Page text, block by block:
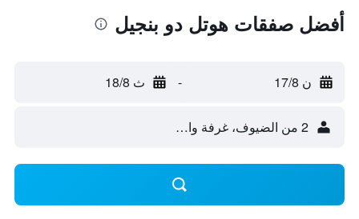
أفضل صفقات هوتل دو بنجيل
ن 17/8 - ث 18/8
2 من الضيوف، غرفة واحدة